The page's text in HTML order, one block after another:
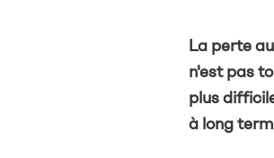
La perte
n'est pas
plus
à long